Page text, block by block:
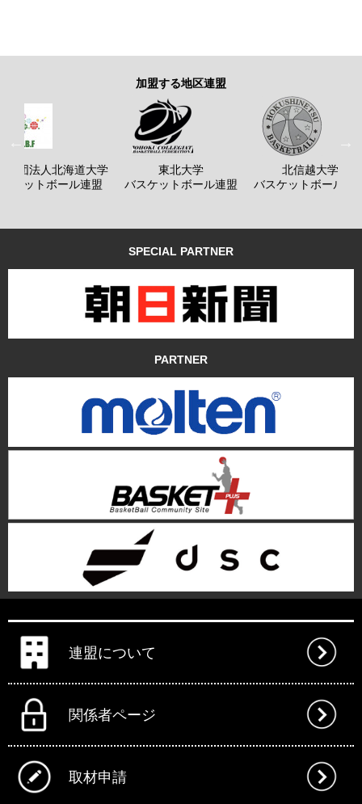
加盟する地区連盟
社団法人北海道大学
ケットボール連盟
東北大学
バスケットボール連盟
北信越大学
バスケットボール連
SPECIAL PARTNER
PARTNER
連盟について
関係者ページ
取材申請